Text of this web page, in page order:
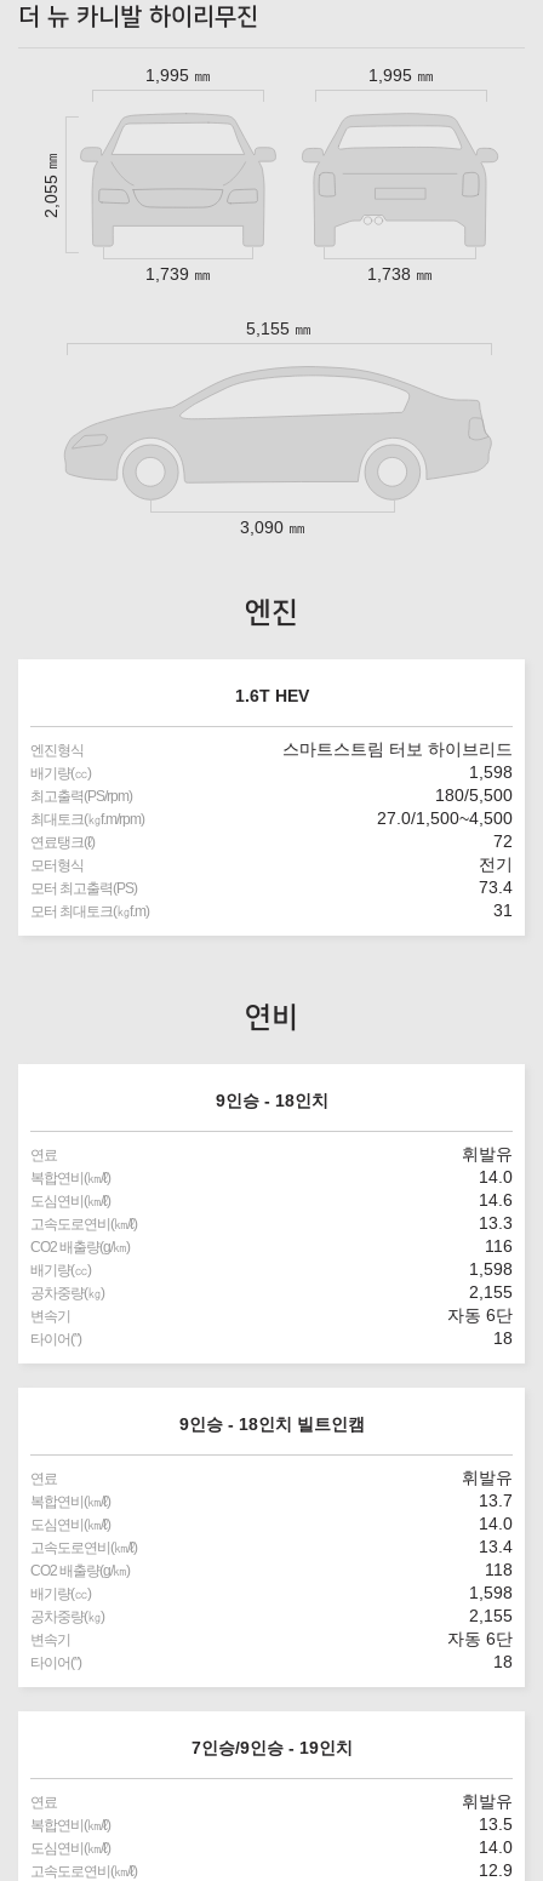
더 뉴 카니발 하이리무진
1,995 ㎜ 1,995 ㎜
2,055 ㎜
1,739 ㎜ 1,738 ㎜
5,155 ㎜
3,090 ㎜
엔진
1.6T HEV
엔진형식 스마트스트림 터보 하이브리드
배기량(㏄) 1,598
최고출력(PS/rpm) 180/5,500
최대토크(㎏f.m/rpm) 27.0/1,500~4,500
연료탱크(ℓ) 72
모터형식 전기
모터 최고출력(PS) 73.4
모터 최대토크(㎏f.m) 31
연비
9인승 - 18인치
연료 휘발유
복합연비(㎞/ℓ) 14.0
도심연비(㎞/ℓ) 14.6
고속도로연비(㎞/ℓ) 13.3
CO2 배출량(g/㎞) 116
배기량(㏄) 1,598
공차중량(㎏) 2,155
변속기 자동 6단
타이어(″) 18
9인승 - 18인치 빌트인캠
연료 휘발유
복합연비(㎞/ℓ) 13.7
도심연비(㎞/ℓ) 14.0
고속도로연비(㎞/ℓ) 13.4
CO2 배출량(g/㎞) 118
배기량(㏄) 1,598
공차중량(㎏) 2,155
변속기 자동 6단
타이어(″) 18
7인승/9인승 - 19인치
연료 휘발유
복합연비(㎞/ℓ) 13.5
도심연비(㎞/ℓ) 14.0
고속도로연비(㎞/ℓ) 12.9